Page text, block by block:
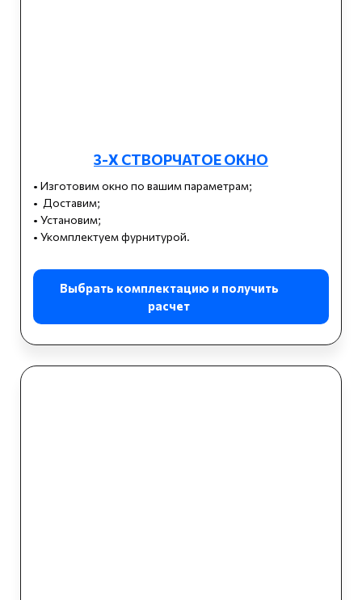
3-Х СТВОРЧАТОЕ ОКНО
• Изготовим окно по вашим параметрам;
• Доставим;
• Установим;
• Укомплектуем фурнитурой.
Выбрать комплектацию и получить
расчет